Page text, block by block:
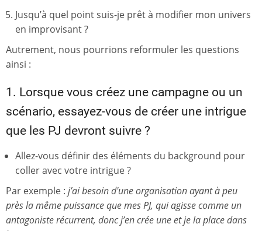
Jusqu’à quel point suis-je prêt à modifier mon univers
en improvisant ?
Autrement, nous pourrions reformuler les questions
ainsi :
1. Lorsque vous créez une campagne ou un
scénario, essayez-vous de créer une intrigue
que les PJ devront suivre ?
Allez-vous définir des éléments du background pour
coller avec votre intrigue ?
Par exemple : j’ai besoin d'une organisation ayant à peu
près la même puissance que mes PJ, qui agisse comme un
antagoniste récurrent, donc j’en crée une et je la place dans